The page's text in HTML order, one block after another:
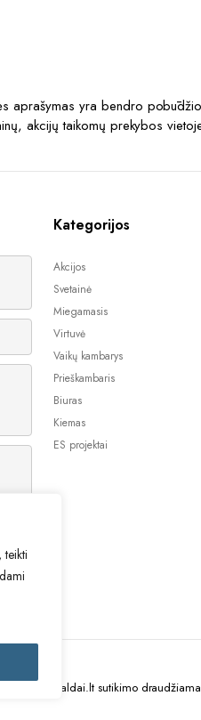
teikti
aprašymas yra bendro
akcijų taikomų prekybos
Kategorijos
Akcijos
Svetainė
Miegamasis
Virtuvė
Vaikų kambarys
Prieškambaris
Biuras
Kiemas
ES projektai
Be TauBaldai.lt sutikimo